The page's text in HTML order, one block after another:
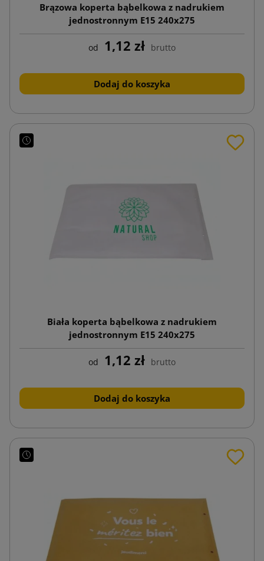
Brązowa koperta bąbelkowa z nadrukiem
jednostronnym E15 240x275
od 1,12 zł brutto
Dodaj do koszyka
Biała koperta bąbelkowa z nadrukiem
jednostronnym E15 240x275
od 1,12 zł brutto
Dodaj do koszyka